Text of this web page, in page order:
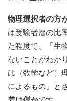
物理選択者の方
は受験者層の比
た程度で、「生
ないことがわか
は（数学など）
によるもの」と